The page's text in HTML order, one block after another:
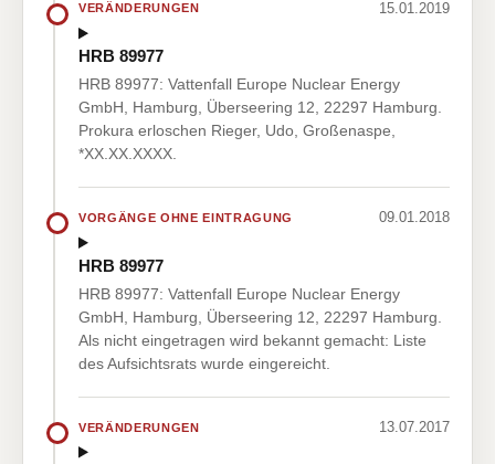
VERÄNDERUNGEN 15.01.2019
HRB 89977
HRB 89977: Vattenfall Europe Nuclear Energy
GmbH, Hamburg, Überseering 12, 22297 Hamburg.
Prokura erloschen Rieger, Udo, Großenaspe,
*XX.XX.XXXX.
VORGÄNGE OHNE EINTRAGUNG 09.01.2018
HRB 89977
HRB 89977: Vattenfall Europe Nuclear Energy
GmbH, Hamburg, Überseering 12, 22297 Hamburg.
Als nicht eingetragen wird bekannt gemacht: Liste
des Aufsichtsrats wurde eingereicht.
VERÄNDERUNGEN 13.07.2017